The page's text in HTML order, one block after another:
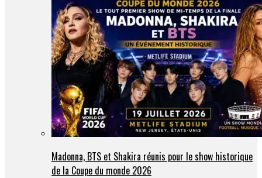
Madonna, BTS et Shakira réunis pour le show historique
de la Coupe du monde 2026